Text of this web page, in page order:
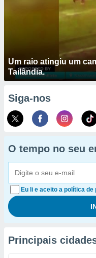
Um raio atingiu um
Tailândia.
Siga-nos
O tempo no seu
Eu li e aceito a política
Principais